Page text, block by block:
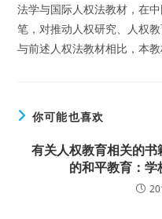
法学与国际人权法教材，在
笔，对推动人权研究、人权
与前述人权法教材相比，本教
你可能也喜欢
有关人权教育相关的
的和平教育：学